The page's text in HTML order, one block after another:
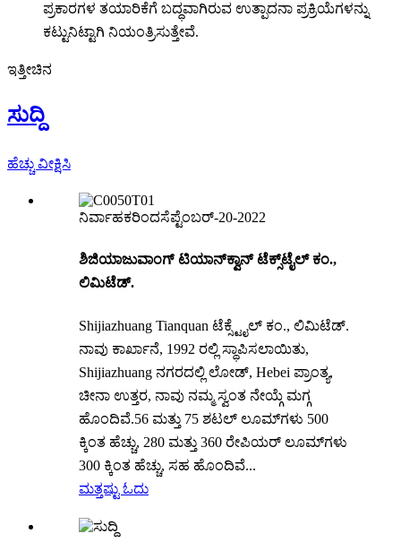
ಪ್ರಕಾರಗಳ ತಯಾರಿಕೆಗೆ ಬದ್ಧವಾಗಿರುವ ಉತ್ಪಾದನಾ ಪ್ರಕ್ರಿಯೆಗಳನ್ನು
ಕಟ್ಟುನಿಟ್ಟಾಗಿ ನಿಯಂತ್ರಿಸುತ್ತೇವೆ.
ಇತ್ತೀಚಿನ
ಸುದ್ದಿ
ಹೆಚ್ಚು ವೀಕ್ಷಿಸಿ
ನಿರ್ವಾಹಕರಿಂದಸೆಪ್ಟೆಂಬರ್-20-2022
ಶಿಜಿಯಾಜುವಾಂಗ್ ಟಿಯಾನ್‌ಕ್ವಾನ್ ಟೆಕ್ಸ್‌ಟೈಲ್ ಕಂ.,
ಲಿಮಿಟೆಡ್.
Shijiazhuang Tianquan ಟೆಕ್ಸ್ಟೈಲ್ ಕಂ., ಲಿಮಿಟೆಡ್.
ನಾವು ಕಾರ್ಖಾನೆ, 1992 ರಲ್ಲಿ ಸ್ಥಾಪಿಸಲಾಯಿತು,
Shijiazhuang ನಗರದಲ್ಲಿ ಲೋಡ್, Hebei ಪ್ರಾಂತ್ಯ,
ಚೀನಾ ಉತ್ತರ, ನಾವು ನಮ್ಮ ಸ್ವಂತ ನೇಯ್ಗೆ ಮಗ್ಗ
ಹೊಂದಿವೆ.56 ಮತ್ತು 75 ಶಟಲ್ ಲೂಮ್‌ಗಳು 500
ಕ್ಕಿಂತ ಹೆಚ್ಚು, 280 ಮತ್ತು 360 ರೇಪಿಯರ್ ಲೂಮ್‌ಗಳು
300 ಕ್ಕಿಂತ ಹೆಚ್ಚು, ಸಹ ಹೊಂದಿವೆ...
ಮತ್ತಷ್ಟು ಓದು